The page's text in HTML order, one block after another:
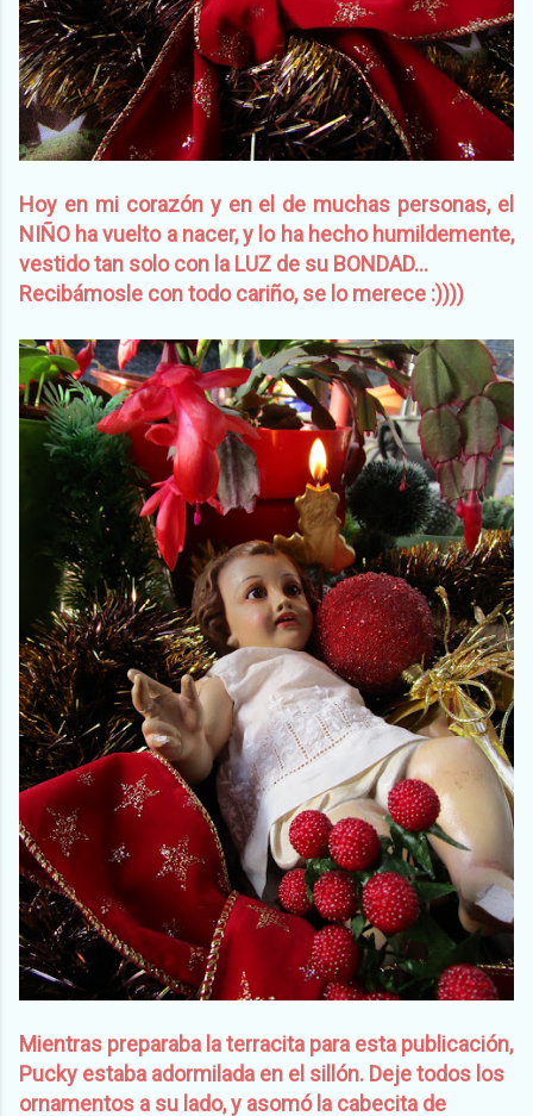
Hoy en mi corazón y en el de muchas personas, el
NIÑO ha vuelto a nacer, y lo ha hecho humildemente,
vestido tan solo con la LUZ de su BONDAD...
Recibámosle con todo cariño, se lo merece :))))
Mientras preparaba la terracita para esta publicación,
Pucky estaba adormilada en el sillón. Deje todos los
ornamentos a su lado, y asomó la cabecita de